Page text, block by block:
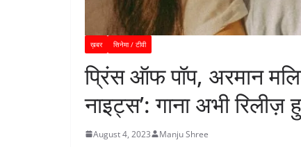
ख़बर सिनेमा / टीवी
प्रिंस ऑफ पॉप, अरमान
नाइट्स’: गाना अभी
August 4, 2023 Manju Shree